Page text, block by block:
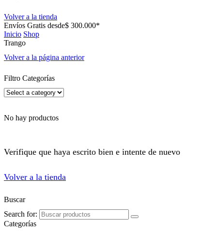
Volver a la tienda
Envíos Gratis desde$ 300.000*
Inicio Shop
Trango
Volver a la página anterior
Filtro Categorías
No hay productos
Verifique que haya escrito bien e intente de nuevo
Volver a la tienda
Buscar
Search for:
Categorías